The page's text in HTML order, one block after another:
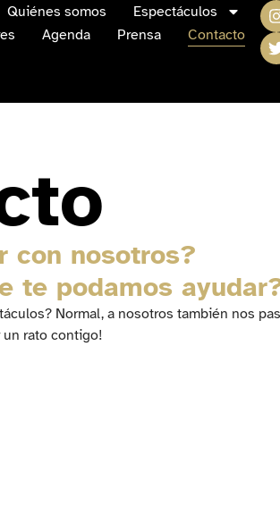
Quiénes somos
Espectáculos
Agenda Prensa Contacto
con nosotros?
te podamos
Normal, a nosotros también nos
un rato contigo!